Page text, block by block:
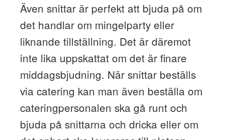
Även snittar är perfekt att bjuda på om
det handlar om mingelparty eller
liknande tillställning. Det är däremot
inte lika uppskattat om det är finare
middagsbjudning. När snittar beställs
via catering kan man även beställa om
cateringpersonalen ska gå runt och
bjuda på snittarna och dricka eller om